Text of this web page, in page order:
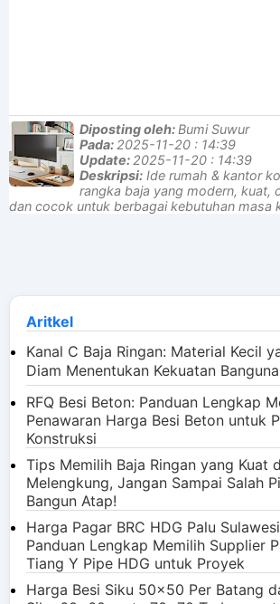
Diposting oleh: Bumi Suwur
Pada: 2025-11-20 : 14:39
Update: 2025-11-20 : 14:39
Deskripsi: Ide rumah & kantor
rangka baja yang modern, kuat,
dan cocok untuk berbagai kebutuhan masa
Aritkel
Kanal C Baja Ringan: Material Kecil
Diam Menentukan Kekuatan
RFQ Besi Beton: Panduan Lengkap
Penawaran Harga Besi Beton untuk
Konstruksi
Tips Memilih Baja Ringan yang Kuat
Melengkung, Jangan Sampai Salah
Bangun Atap!
Harga Pagar BRC HDG Palu
Panduan Lengkap Memilih Supplier
Tiang Y Pipe HDG untuk Proyek
Harga Besi Siku 50x50 Per Batang